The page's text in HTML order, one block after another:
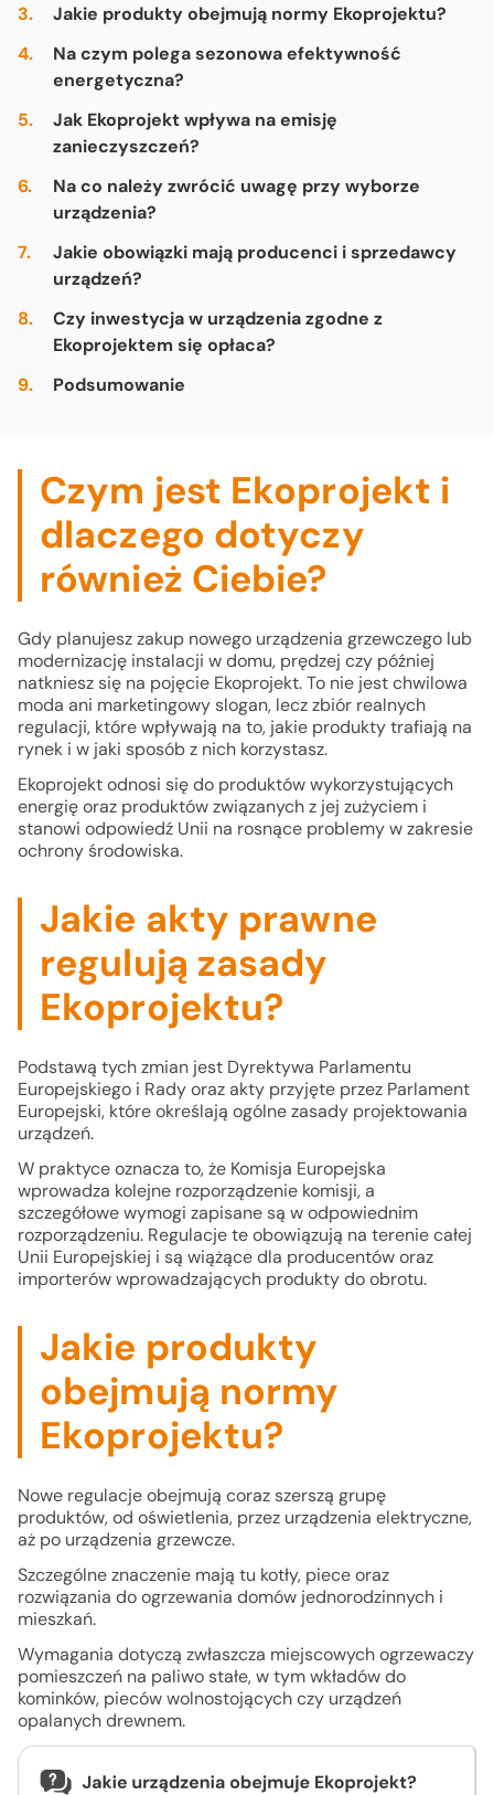
Jakie produkty obejmują normy Ekoprojektu?
Na czym polega sezonowa efektywność
energetyczna?
Jak Ekoprojekt wpływa na emisję
zanieczyszczeń?
Na co należy zwrócić uwagę przy wyborze
urządzenia?
Jakie obowiązki mają producenci i sprzedawcy
urządzeń?
Czy inwestycja w urządzenia zgodne z
Ekoprojektem się opłaca?
Podsumowanie
Czym jest Ekoprojekt i
dlaczego dotyczy
również Ciebie?
Gdy planujesz zakup nowego urządzenia grzewczego lub
modernizację instalacji w domu, prędzej czy później
natkniesz się na pojęcie Ekoprojekt. To nie jest chwilowa
moda ani marketingowy slogan, lecz zbiór realnych
regulacji, które wpływają na to, jakie produkty trafiają na
rynek i w jaki sposób z nich korzystasz.
Ekoprojekt odnosi się do produktów wykorzystujących
energię oraz produktów związanych z jej zużyciem i
stanowi odpowiedź Unii na rosnące problemy w zakresie
ochrony środowiska.
Jakie akty prawne
regulują zasady
Ekoprojektu?
Podstawą tych zmian jest Dyrektywa Parlamentu
Europejskiego i Rady oraz akty przyjęte przez Parlament
Europejski, które określają ogólne zasady projektowania
urządzeń.
W praktyce oznacza to, że Komisja Europejska
wprowadza kolejne rozporządzenie komisji, a
szczegółowe wymogi zapisane są w odpowiednim
rozporządzeniu. Regulacje te obowiązują na terenie całej
Unii Europejskiej i są wiążące dla producentów oraz
importerów wprowadzających produkty do obrotu.
Jakie produkty
obejmują normy
Ekoprojektu?
Nowe regulacje obejmują coraz szerszą grupę
produktów, od oświetlenia, przez urządzenia elektryczne,
aż po urządzenia grzewcze.
Szczególne znaczenie mają tu kotły, piece oraz
rozwiązania do ogrzewania domów jednorodzinnych i
mieszkań.
Wymagania dotyczą zwłaszcza miejscowych ogrzewaczy
pomieszczeń na paliwo stałe, w tym wkładów do
kominków, pieców wolnostojących czy urządzeń
opalanych drewnem.